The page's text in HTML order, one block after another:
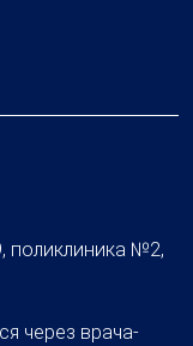
поликлиника №2,
через врача-